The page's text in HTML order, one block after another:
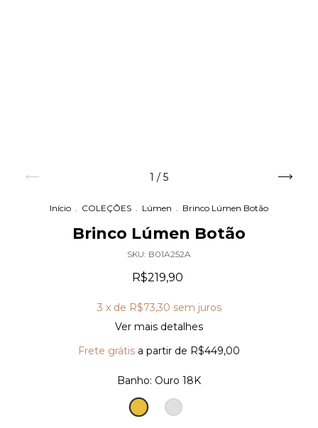
1 / 5
Início . COLEÇÕES . Lúmen . Brinco Lúmen Botão
Brinco Lúmen Botão
SKU: B01A252A
R$219,90
3 x de R$73,30 sem juros
Ver mais detalhes
Frete grátis a partir de R$449,00
Banho: Ouro 18K
Ouro
18K
Prata